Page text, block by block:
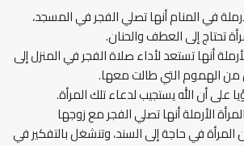
في المنام أنها تصلي الفجر في المسجد،
تحتاج إلى العطف والحنان.
أنها تستعد لأداء صلاة الفجر في المنزل إلى
من الهموم التي طالت معها.
على أن الله يستجيب لدعاء تلك المرأة.
الأرملة أنها تصلي الفجر مع زوجها
المرأة في حاجة إلى السند، وتنشغل بالتفكير في